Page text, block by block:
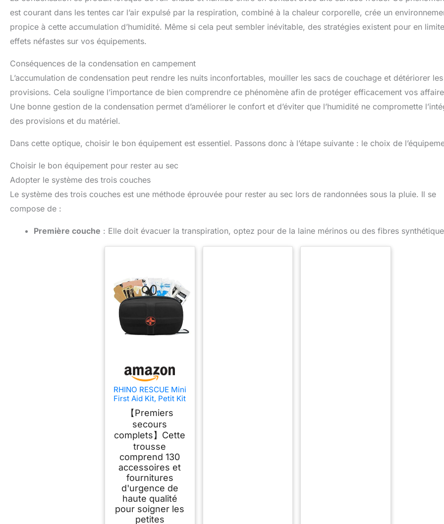
est courant dans les tentes car l’air expulsé par la respiration, combiné à la chaleur corporelle, crée un
propice à cette accumulation d’humidité. Même si cela peut sembler inévitable, des stratégies existent pour en
effets néfastes sur vos équipements.
Conséquences de la condensation en campement
L’accumulation de condensation peut rendre les nuits inconfortables, mouiller les sacs de couchage et détériorer les
provisions. Cela souligne l’importance de bien comprendre ce phénomène afin de protéger efficacement vos
Une bonne gestion de la condensation permet d’améliorer le confort et d’éviter que l’humidité ne compromette
des provisions et du matériel.
Dans cette optique, choisir le bon équipement est essentiel. Passons donc à l’étape suivante : le choix de
Choisir le bon équipement pour rester au sec
Adopter le système des trois couches
Le système des trois couches est une méthode éprouvée pour rester au sec lors de randonnées sous la pluie. Il se
compose de :
Première couche : Elle doit évacuer la transpiration, optez pour de la laine mérinos ou des fibres
RHINO RESCUE Mini
First Aid Kit, Petit Kit
D'urgence Portable
et étanche pour le
Voyage, la Maison,
la Voiture, la
Chambre à Coucher,
le Camping, la
Randonnée (Noir)
【Premiers
secours
complets】Cette
trousse
comprend 130
accessoires et
fournitures
d'urgence de
haute qualité
pour soigner les
petites